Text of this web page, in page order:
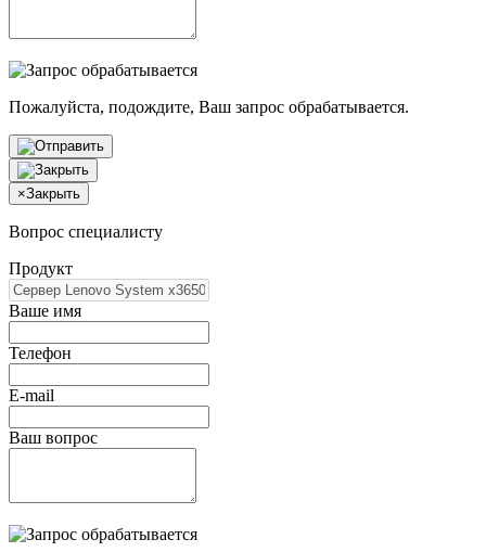
Пожалуйста, подождите, Ваш запрос обрабатывается.
×Закрыть
Вопрос специалисту
Продукт
Ваше имя
Телефон
E-mail
Ваш вопрос